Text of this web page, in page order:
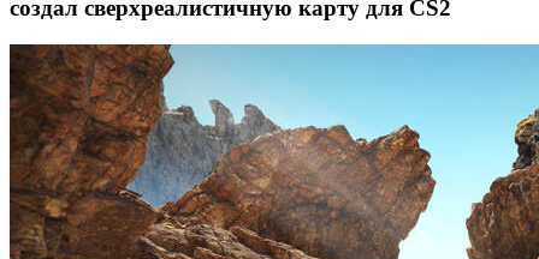
создал сверхреалистичную карту для CS2⁠ ⁠